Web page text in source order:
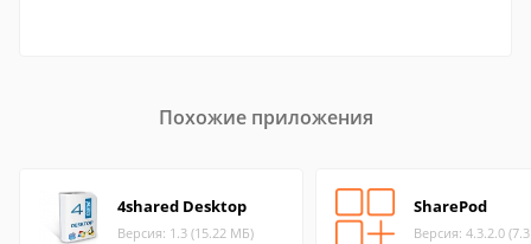
Похожие приложения
4shared Desktop
Версия: 1.3 (15.22 МБ)
SharePod
Версия: 4.3.2.0